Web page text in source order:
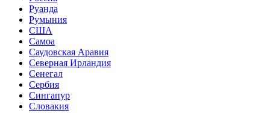
Руанда
Румыния
США
Самоа
Саудовская Аравия
Северная Ирландия
Сенегал
Сербия
Сингапур
Словакия